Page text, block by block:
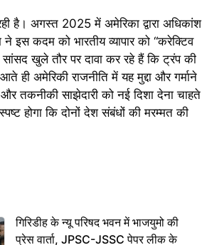
है। अगस्त 2025 में अमेरिका द्वारा अधिकांश
इस कदम को भारतीय व्यापार को “करेक्टिव
खुले तौर पर दावा कर रहे हैं कि ट्रंप की
ही अमेरिकी राजनीति में यह मुद्दा और गर्माने
तकनीकी साझेदारी को नई दिशा देना चाहते
होगा कि दोनों देश संबंधों की मरम्मत की
गिरिडीह के न्यू परिषद भवन में भाजयुमो की
प्रेस वार्ता, JPSC-JSSC पेपर लीक के